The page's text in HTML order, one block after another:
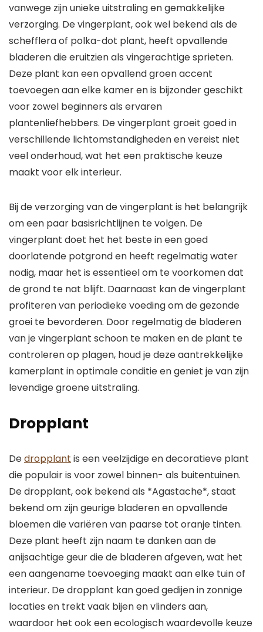
vanwege zijn unieke uitstraling en gemakkelijke
verzorging. De vingerplant, ook wel bekend als de
schefflera of polka-dot plant, heeft opvallende
bladeren die eruitzien als vingerachtige sprieten.
Deze plant kan een opvallend groen accent
toevoegen aan elke kamer en is bijzonder geschikt
voor zowel beginners als ervaren
plantenliefhebbers. De vingerplant groeit goed in
verschillende lichtomstandigheden en vereist niet
veel onderhoud, wat het een praktische keuze
maakt voor elk interieur.
Bij de verzorging van de vingerplant is het belangrijk
om een paar basisrichtlijnen te volgen. De
vingerplant doet het het beste in een goed
doorlatende potgrond en heeft regelmatig water
nodig, maar het is essentieel om te voorkomen dat
de grond te nat blijft. Daarnaast kan de vingerplant
profiteren van periodieke voeding om de gezonde
groei te bevorderen. Door regelmatig de bladeren
van je vingerplant schoon te maken en de plant te
controleren op plagen, houd je deze aantrekkelijke
kamerplant in optimale conditie en geniet je van zijn
levendige groene uitstraling.
Dropplant
Dedropplant is een veelzijdige en decoratieve plant
die populair is voor zowel binnen- als buitentuinen.
De dropplant, ook bekend als *Agastache*, staat
bekend om zijn geurige bladeren en opvallende
bloemen die variëren van paarse tot oranje tinten.
Deze plant heeft zijn naam te danken aan de
anijsachtige geur die de bladeren afgeven, wat het
een aangename toevoeging maakt aan elke tuin of
interieur. De dropplant kan goed gedijen in zonnige
locaties en trekt vaak bijen en vlinders aan,
waardoor het ook een ecologisch waardevolle keuze